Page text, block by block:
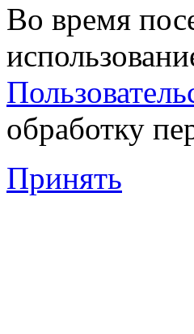
Во время
обработку
Принять